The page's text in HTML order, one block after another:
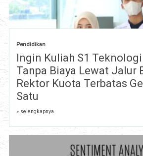
Pendidikan
Ingin Kuliah S1
Tanpa Biaya Lewat Jalur
Rektor Kuota Terbatas
Satu
» selengkapnya